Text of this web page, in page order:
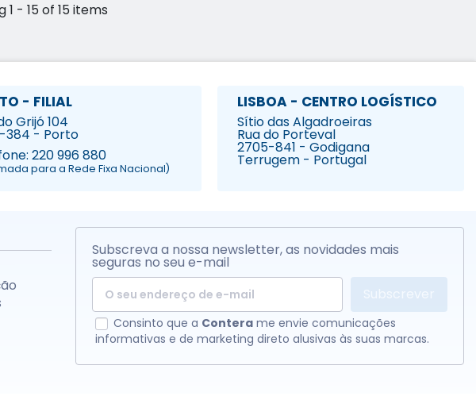
1 - 15 of 15 items
- FILIAL
Grijó 104
384 - Porto
220 996 880
para a Rede Fixa Nacional)
LISBOA - CENTRO LOGÍSTICO
Sítio das Algadroeiras
Rua do Porteval
2705-841 - Godigana
Terrugem - Portugal
Subscreva a nossa newsletter, as novidades mais
seguras no seu e-mail
Subscrever
Consinto que a Contera me envie comunicações
informativas e de marketing direto alusivas às suas marcas.